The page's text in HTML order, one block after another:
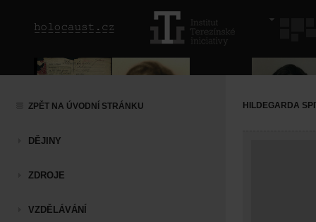
ZPĚT NA ÚVODNÍ STRÁNKU
DĚJINY
ZDROJE
VZDĚLÁVÁNÍ
HILDEGARDA